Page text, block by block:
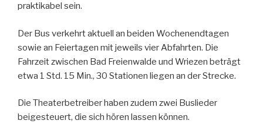
praktikabel sein.
Der Bus verkehrt aktuell an beiden Wochenendtagen
sowie an Feiertagen mit jeweils vier Abfahrten. Die
Fahrzeit zwischen Bad Freienwalde und Wriezen beträgt
etwa 1 Std. 15 Min., 30 Stationen liegen an der Strecke.
Die Theaterbetreiber haben zudem zwei Buslieder
beigesteuert, die sich hören lassen können.